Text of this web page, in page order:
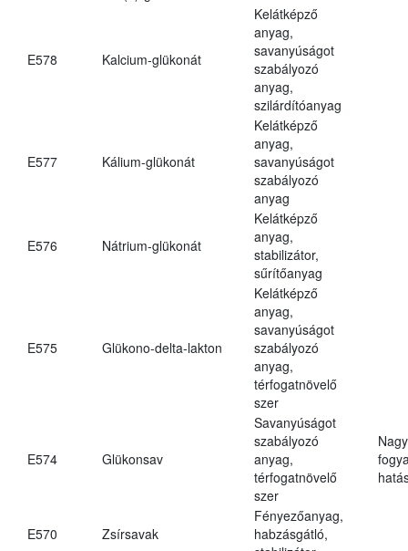
E578 Kalcium-glükonát
Kelátképző
anyag,
savanyúságot
szabályozó
anyag,
szilárdítóanyag
E577 Kálium-glükonát
Kelátképző
anyag,
savanyúságot
szabályozó
anyag
E576 Nátrium-glükonát
Kelátképző
anyag,
stabilizátor,
sűrítőanyag
E575 Glükono-delta-lakton
Kelátképző
anyag,
savanyúságot
szabályozó
anyag,
térfogatnövelő
szer
E574 Glükonsav
Savanyúságot
szabályozó
anyag,
térfogatnövelő
szer
E570 Zsírsavak
Fényezőanyag,
habzásgátló,